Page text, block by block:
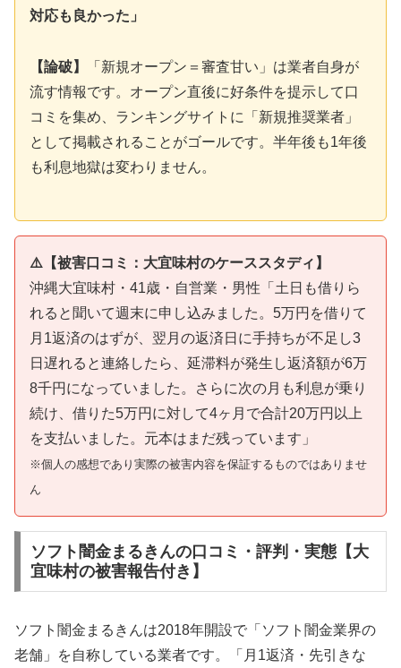
対応も良かった」
【論破】
「新規オープン＝審査甘い」は業者自身が
流す情報です。オープン直後に好条件を提示して口
コミを集め、ランキングサイトに「新規推奨業者」
として掲載されることがゴールです。半年後も1年後
も利息地獄は変わりません。
⚠️【被害口コミ：大宜味村のケーススタディ】
沖縄大宜味村・41歳・自営業・男性「土日も借りら
れると聞いて週末に申し込みました。5万円を借りて
月1返済のはずが、翌月の返済日に手持ちが不足し3
日遅れると連絡したら、延滞料が発生し返済額が6万
8千円になっていました。さらに次の月も利息が乗り
続け、借りた5万円に対して4ヶ月で合計20万円以上
を支払いました。元本はまだ残っています」
※個人の感想であり実際の被害内容を保証するものではありませ
ん
ソフト闇金まるきんの口コミ・評判・実態【大
宜味村の被害報告付き】
ソフト闇金まるきんは2018年開設で「ソフト闇金業界の
老舗」を自称している業者です。「月1返済・先引きな